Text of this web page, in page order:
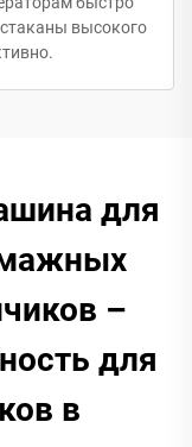
высокого
для
–
для
в